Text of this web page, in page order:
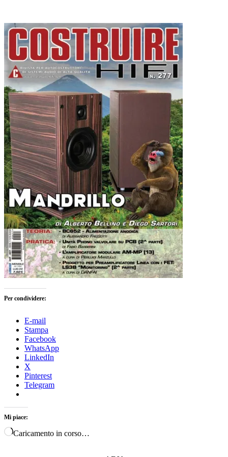
Per condividere:
E-mail
Stampa
Facebook
WhatsApp
LinkedIn
X
Pinterest
Telegram
Mi piace:
Caricamento in corso…